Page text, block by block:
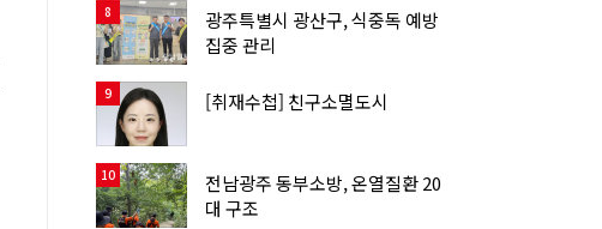
8
광주특별시 광산구, 식중독 예방
집중 관리
9 [취재수첩] 친구소멸도시
10
전남광주 동부소방, 온열질환 20
대 구조